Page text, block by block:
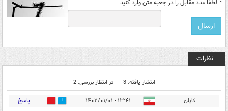
* لطفا عدد مقابل را در جعبه متن وارد کنید
نظرات
انتشار یافته: 3 در انتظار بررسی: 2
کایان ۱۳:۴۱ - ۱۴۰۲/۰۱/۰۱ 0 پاسخ